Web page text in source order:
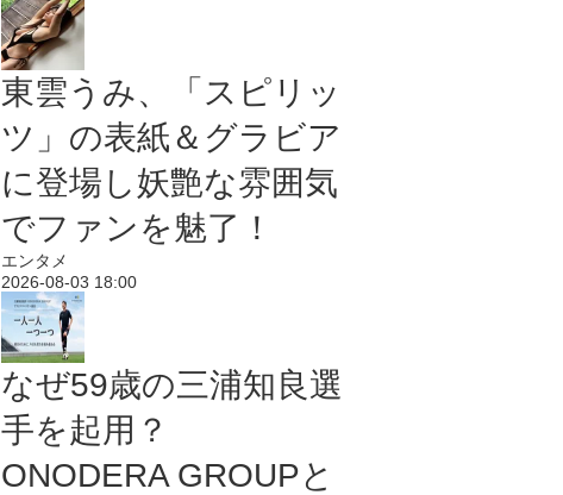
東雲うみ、「スピリッ
ツ」の表紙＆グラビア
に登場し妖艶な雰囲気
でファンを魅了！
エンタメ
2026-08-03 18:00
なぜ59歳の三浦知良選
手を起用？
ONODERA GROUPと